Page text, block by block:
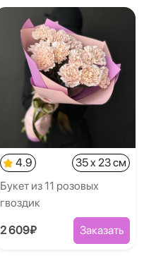
4.9
35 x 23 см
Букет из 11 розовых
гвоздик
2 609₽ Заказать